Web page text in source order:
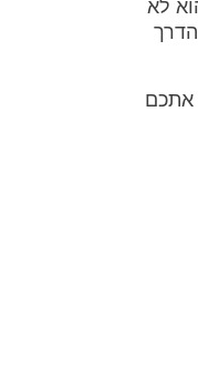
לא
אתכם